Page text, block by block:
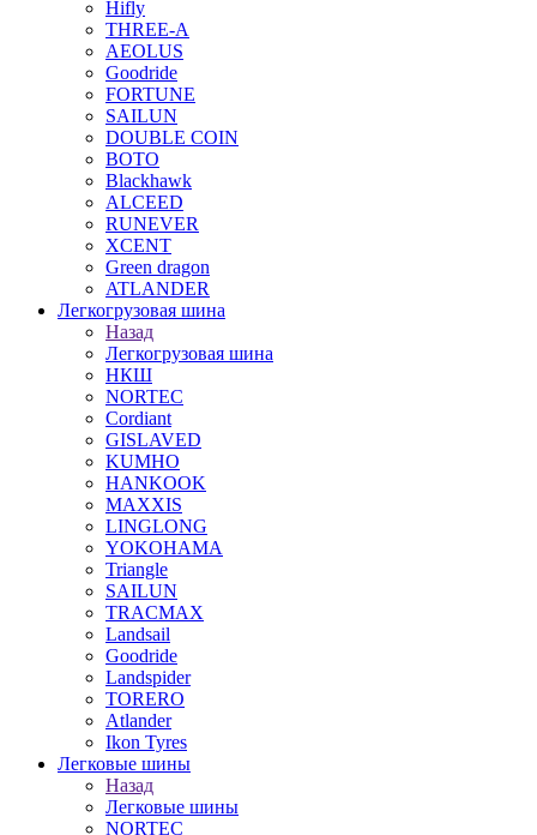
Hifly
THREE-A
AEOLUS
Goodride
FORTUNE
SAILUN
DOUBLE COIN
BOTO
Blackhawk
ALCEED
RUNEVER
XCENT
Green dragon
ATLANDER
Легкогрузовая шина
Назад
Легкогрузовая шина
НКШ
NORTEС
Cordiant
GISLAVED
KUMHO
HANKOOK
MAXXIS
LINGLONG
YOKOHAMA
Triangle
SAILUN
TRACMAX
Landsail
Goodride
Landspider
TORERO
Atlander
Ikon Tyres
Легковые шины
Назад
Легковые шины
NORTEС